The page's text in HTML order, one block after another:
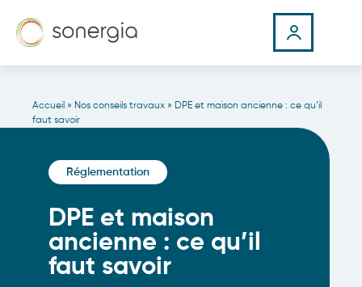
Accueil » Nos conseils travaux » DPE et maison ancienne : ce qu’il
faut savoir
Réglementation
DPE et maison
ancienne : ce qu’il
faut savoir